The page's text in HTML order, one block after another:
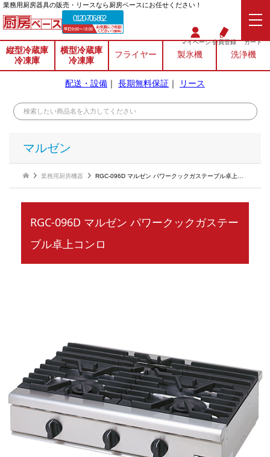
業務⽤厨房器具の販売・リースなら厨房ベースにお任せください！
0120-706-862
マイページ会員登録 カート
縦型冷蔵庫
冷凍庫
横型冷蔵庫
冷凍庫
フライヤー 製氷機 洗浄機
配送・設備 ｜ 長期無料保証 ｜ リース
マルゼン
業務用厨房機器 RGC-096D マルゼン パワークックガステーブル卓上コンロ
RGC-096D マルゼン パワークックガステー
ブル卓上コンロ